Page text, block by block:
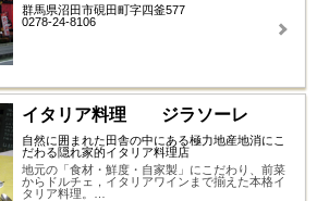
群馬県沼田市硯田町字四釜577
0278-24-8106
イタリア料理 ジラソーレ
自然に囲まれた田舎の中にある極力地産地消にこ
だわる隠れ家的イタリア料理店
地元の「食材・鮮度・自家製」にこだわり、前菜
からドルチェ，イタリアワインまで揃えた本格イ
タリア料理。…